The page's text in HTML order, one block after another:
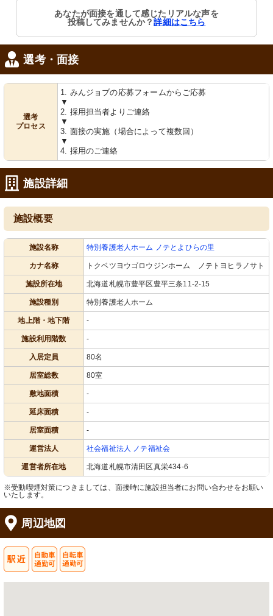
あなたが面接を通して感じたリアルな声を
投稿してみませんか？詳細はこちら
選考・面接
選考
プロセス
1. みんジョブの応募フォームからご応募
▼
2. 採用担当者よりご連絡
▼
3. 面接の実施（場合によって複数回）
▼
4. 採用のご連絡
施設詳細
施設概要
施設名称 特別養護老人ホーム ノテとよひらの里
カナ名称 トクベツヨウゴロウジンホーム ノテトヨヒラノサト
施設所在地 北海道札幌市豊平区豊平三条11-2-15
施設種別 特別養護老人ホーム
地上階・地下階 -
施設利用階数 -
入居定員 80名
居室総数 80室
敷地面積 -
延床面積 -
居室面積 -
運営法人 社会福祉法人 ノテ福祉会
運営者所在地 北海道札幌市清田区真栄434-6
※受動喫煙対策につきましては、面接時に施設担当者にお問い合わせをお願い
いたします。
周辺地図